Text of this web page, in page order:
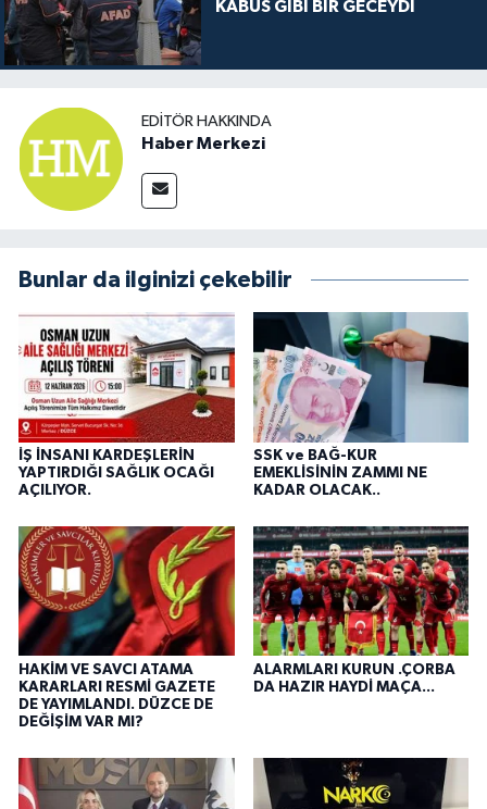
KABUS GİBİ BİR GECEYDİ
EDITÖR HAKKINDA
Haber Merkezi
Bunlar da ilginizi çekebilir
İŞ İNSANI KARDEŞLERİN
YAPTIRDIĞI SAĞLIK OCAĞI
AÇILIYOR.
SSK ve BAĞ-KUR
EMEKLİSİNİN ZAMMI NE
KADAR OLACAK..
HAKİM VE SAVCI ATAMA
KARARLARI RESMİ GAZETE
DE YAYIMLANDI. DÜZCE DE
DEĞİŞİM VAR MI?
ALARMLARI KURUN .ÇORBA
DA HAZIR HAYDİ MAÇA...